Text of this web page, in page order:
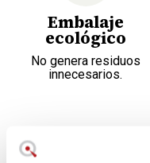
Embalaje
ecológico
No genera residuos
innecesarios.